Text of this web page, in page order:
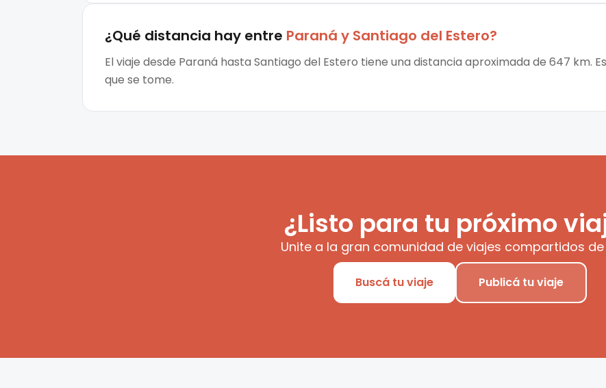
¿Qué distancia hay entre Paraná y Santiago del Estero?
El viaje desde Paraná hasta Santiago del Estero tiene una distancia aproximada de 647 km.
que se tome.
¿Listo para tu próximo
Unite a la gran comunidad de viajes compartidos de
Buscá tu viaje Publicá tu viaje